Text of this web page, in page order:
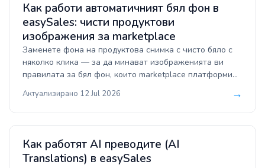
Как работи автоматичният бял фон в
easySales: чисти продуктови
изображения за marketplace
Заменете фона на продуктова снимка с чисто бяло с
няколко клика — за да минават изображенията ви
правилата за бял фон, които marketplace платформи
презаписва.
Актуализирано 12 Jul 2026 →
Как работят AI преводите (AI
Translations) в easySales